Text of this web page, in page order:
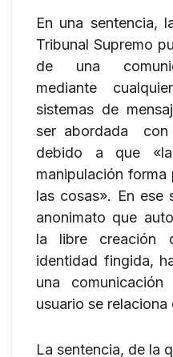
En una sentencia,
Tribunal Supremo
de una
mediante
sistemas de
ser abordada con
debido a que
manipulación
las cosas». En ese
anonimato que
la libre creación
identidad fingida,
una
usuario se relaciona
La sentencia, de la